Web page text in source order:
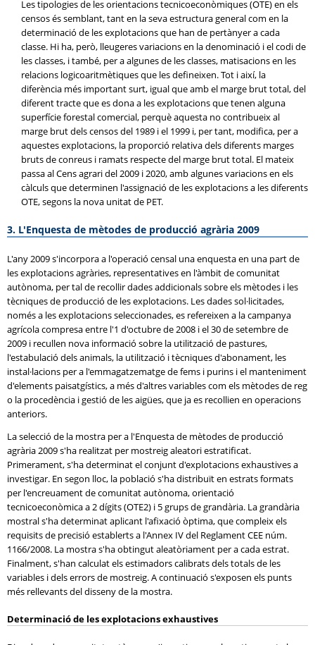
Les tipologies de les orientacions tecnicoeconòmiques (OTE) en els
censos és semblant, tant en la seva estructura general com en la
determinació de les explotacions que han de pertànyer a cada
classe. Hi ha, però, lleugeres variacions en la denominació i el codi de
les classes, i també, per a algunes de les classes, matisacions en les
relacions logicoaritmètiques que les defineixen. Tot i així, la
diferència més important surt, igual que amb el marge brut total, del
diferent tracte que es dona a les explotacions que tenen alguna
superfície forestal comercial, perquè aquesta no contribueix al
marge brut dels censos del 1989 i el 1999 i, per tant, modifica, per a
aquestes explotacions, la proporció relativa dels diferents marges
bruts de conreus i ramats respecte del marge brut total. El mateix
passa al Cens agrari del 2009 i 2020, amb algunes variacions en els
càlculs que determinen l'assignació de les explotacions a les diferents
OTE, segons la nova unitat de PET.
3. L'Enquesta de mètodes de producció agrària 2009
L'any 2009 s'incorpora a l'operació censal una enquesta en una part de
les explotacions agràries, representatives en l'àmbit de comunitat
autònoma, per tal de recollir dades addicionals sobre els mètodes i les
tècniques de producció de les explotacions. Les dades sol·licitades,
només a les explotacions seleccionades, es refereixen a la campanya
agrícola compresa entre l'1 d'octubre de 2008 i el 30 de setembre de
2009 i recullen nova informació sobre la utilització de pastures,
l'estabulació dels animals, la utilització i tècniques d'abonament, les
instal·lacions per a l'emmagatzematge de fems i purins i el manteniment
d'elements paisatgístics, a més d'altres variables com els mètodes de reg
o la procedència i gestió de les aigües, que ja es recollien en operacions
anteriors.
La selecció de la mostra per a l'Enquesta de mètodes de producció
agrària 2009 s'ha realitzat per mostreig aleatori estratificat.
Primerament, s'ha determinat el conjunt d'explotacions exhaustives a
investigar. En segon lloc, la població s'ha distribuït en estrats formats
per l'encreuament de comunitat autònoma, orientació
tecnicoeconòmica a 2 dígits (OTE2) i 5 grups de grandària. La grandària
mostral s'ha determinat aplicant l'afixació òptima, que compleix els
requisits de precisió establerts a l'Annex IV del Reglament CEE núm.
1166/2008. La mostra s'ha obtingut aleatòriament per a cada estrat.
Finalment, s'han calculat els estimadors calibrats dels totals de les
variables i dels errors de mostreig. A continuació s'exposen els punts
més rellevants del disseny de la mostra.
Determinació de les explotacions exhaustives